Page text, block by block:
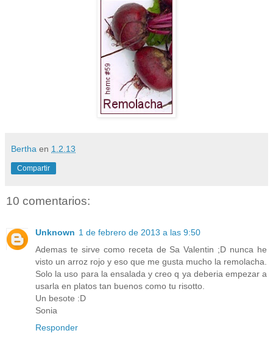
Bertha en 1.2.13
Compartir
10 comentarios:
Unknown 1 de febrero de 2013 a las 9:50
Ademas te sirve como receta de Sa Valentin ;D nunca he
visto un arroz rojo y eso que me gusta mucho la remolacha.
Solo la uso para la ensalada y creo q ya deberia empezar a
usarla en platos tan buenos como tu risotto.
Un besote :D
Sonia
Responder